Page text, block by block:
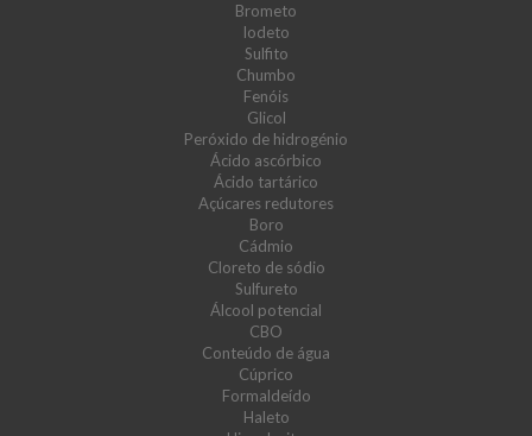
Brometo
Iodeto
Sulfito
Chumbo
Fenóis
Glicol
Peróxido de hidrogénio
Ácido ascórbico
Ácido tartárico
Açúcares redutores
Boro
Cádmio
Cloreto de sódio
Sulfureto
Álcool potencial
CBO
Conteúdo de água
Cúprico
Formaldeído
Haleto